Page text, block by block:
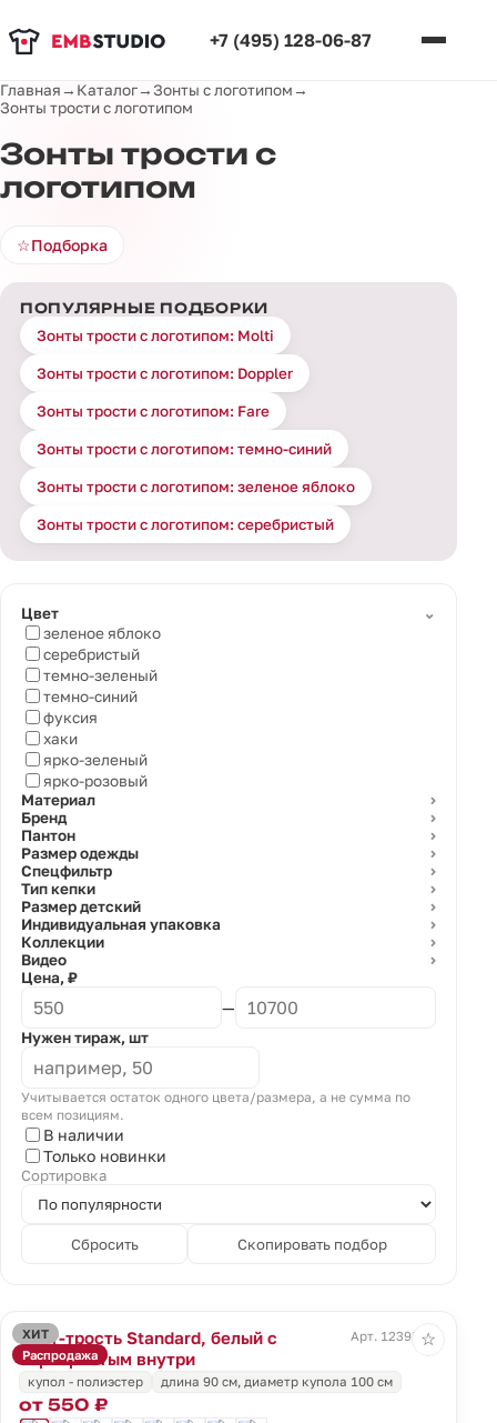
+7 (495) 128-06-87
Главная→ Каталог→Зонты с логотипом→
Зонты трости с логотипом
Зонты трости с
логотипом
☆Подборка
ПОПУЛЯРНЫЕ ПОДБОРКИ
Зонты трости с логотипом: Molti
Зонты трости с логотипом: Doppler
Зонты трости с логотипом: Fare
Зонты трости с логотипом: темно-синий
Зонты трости с логотипом: зеленое яблоко
Зонты трости с логотипом: серебристый
Цвет
⌄
зеленое яблоко
серебристый
темно-зеленый
темно-синий
фуксия
хаки
ярко-зеленый
ярко-розовый
Материал
⌄
Бренд ⌄
Пантон ⌄
Размер одежды ⌄
Спецфильтр ⌄
Тип кепки ⌄
Размер детский ⌄
Индивидуальная упаковка ⌄
Коллекции ⌄
Видео ⌄
Цена, ₽
—
Нужен тираж, шт
Учитывается остаток одного цвета/размера, а не сумма по
всем позициям.
В наличии
Только новинки
Сортировка
Сбросить Скопировать подбор
ХИТ
Распродажа
Зонт-трость Standard, белый с
серебристым внутри
Арт. 12393.01
купол - полиэстер длина 90 см, диаметр купола 100 см
от 550 ₽
☆